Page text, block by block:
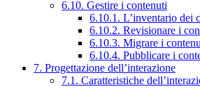
6.10. Gestire i contenuti
6.10.1. L’inventario dei
6.10.2. Revisionare i
6.10.3. Migrare i
6.10.4. Pubblicare i
7. Progettazione dell’interazione
7.1. Caratteristiche